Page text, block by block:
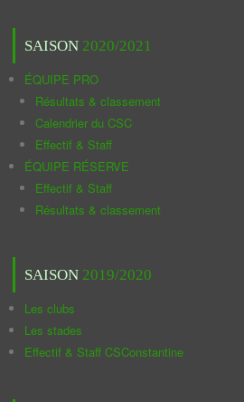
SAISON 2020/2021
ÉQUIPE PRO
Résultats & classement
Calendrier du CSC
Effectif & Staff
ÉQUIPE RÉSERVE
Effectif & Staff
Résultats & classement
SAISON 2019/2020
Les clubs
Les stades
Effectif & Staff CSConstantine